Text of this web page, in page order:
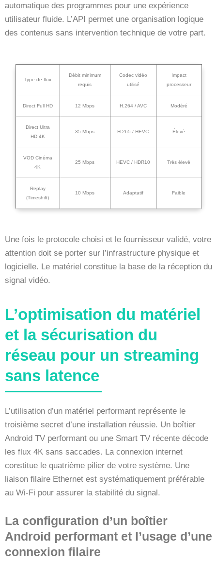
automatique des programmes pour une expérience
utilisateur fluide. L’API permet une organisation logique
des contenus sans intervention technique de votre part.
Type de flux
Débit minimum
requis
Codec vidéo
utilisé
Impact
processeur
Direct Full HD 12 Mbps H.264 / AVC Modéré
Direct Ultra
HD 4K
35 Mbps H.265 / HEVC Élevé
VOD Cinéma
4K
25 Mbps HEVC / HDR10 Très élevé
Replay
(Timeshift)
10 Mbps Adaptatif Faible
Une fois le protocole choisi et le fournisseur validé, votre
attention doit se porter sur l’infrastructure physique et
logicielle. Le matériel constitue la base de la réception du
signal vidéo.
L’optimisation du matériel
et la sécurisation du
réseau pour un streaming
sans latence
L’utilisation d’un matériel performant représente le
troisième secret d’une installation réussie. Un boîtier
Android TV performant ou une Smart TV récente décode
les flux 4K sans saccades. La connexion internet
constitue le quatrième pilier de votre système. Une
liaison filaire Ethernet est systématiquement préférable
au Wi-Fi pour assurer la stabilité du signal.
La configuration d’un boîtier
Android performant et l’usage d’une
connexion filaire